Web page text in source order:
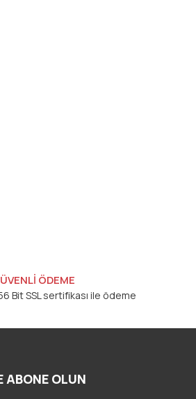
ÖDEME
Bit SSL sertifikası ile ödeme
ABONE OLUN